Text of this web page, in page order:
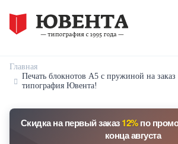
Главная
Печать блокнотов А5 с пружиной на
типография Ювента!
Скидка на первый заказ12%по
конца августа